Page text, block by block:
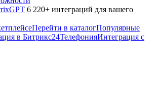
6 220+ интеграций для вашего
Перейти в каталогПопулярные
в Битрикс24ТелефонияИнтеграция с